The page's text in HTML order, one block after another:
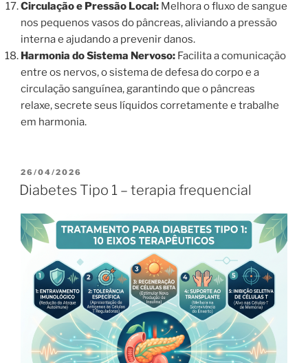
Circulação e Pressão Local: Melhora o fluxo de sangue
nos pequenos vasos do pâncreas, aliviando a pressão
interna e ajudando a prevenir danos.
Harmonia do Sistema Nervoso: Facilita a comunicação
entre os nervos, o sistema de defesa do corpo e a
circulação sanguínea, garantindo que o pâncreas
relaxe, secrete seus líquidos corretamente e trabalhe
em harmonia.
PUBLICADO
EM
26/04/2026
Diabetes Tipo 1 – terapia frequencial